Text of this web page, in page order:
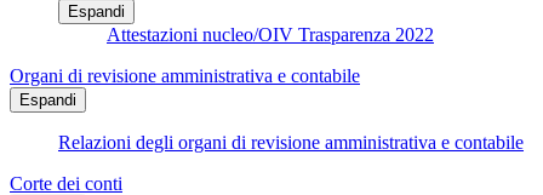
Espandi
Attestazioni nucleo/OIV Trasparenza 2022
Organi di revisione amministrativa e contabile
Espandi
Relazioni degli organi di revisione amministrativa e contabile
Corte dei conti